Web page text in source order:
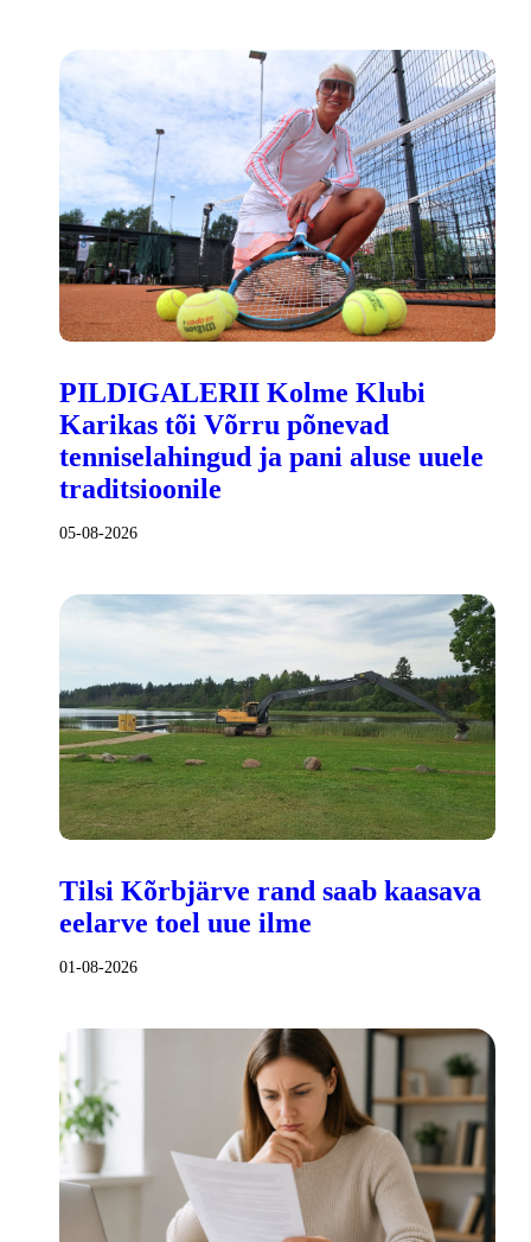
PILDIGALERII Kolme Klubi
Karikas tõi Võrru põnevad
tenniselahingud ja pani aluse uuele
traditsioonile
05-08-2026
Tilsi Kõrbjärve rand saab kaasava
eelarve toel uue ilme
01-08-2026